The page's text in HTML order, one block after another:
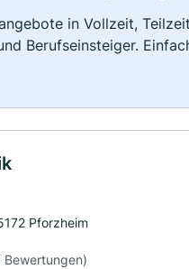
in Vollzeit,
Berufseinsteiger.
Pforzheim
Bewertungen)